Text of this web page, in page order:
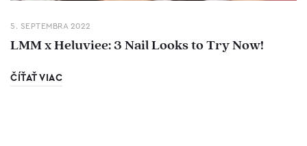
5. SEPTEMBRA 2022
LMM x Heluviee: 3 Nail Looks to Try Now!
ČÍŤAŤ VIAC